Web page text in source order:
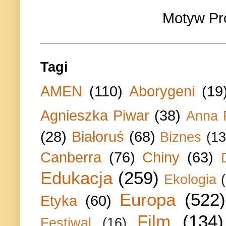
Motyw
Tagi
AMEN (110) Aborygeni
Agnieszka Piwar (38) Anna
(28) Białoruś (68) Biznes
Canberra (76) Chiny (63)
Edukacja (259) Ekologia
Etyka (60) Europa (522)
Film (134)